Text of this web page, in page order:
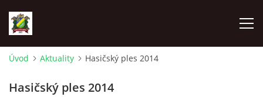
Úvod Aktuality Hasičský ples 2014
Hasičský ples 2014